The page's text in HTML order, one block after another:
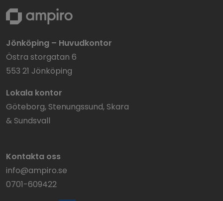
Jönköping – Huvudkontor
Östra storgatan 6
553 21 Jönköping
Lokala kontor
Göteborg, Stenungssund, Skara
& Sundsvall
Kontakta oss
info@ampiro.se
0701-609422